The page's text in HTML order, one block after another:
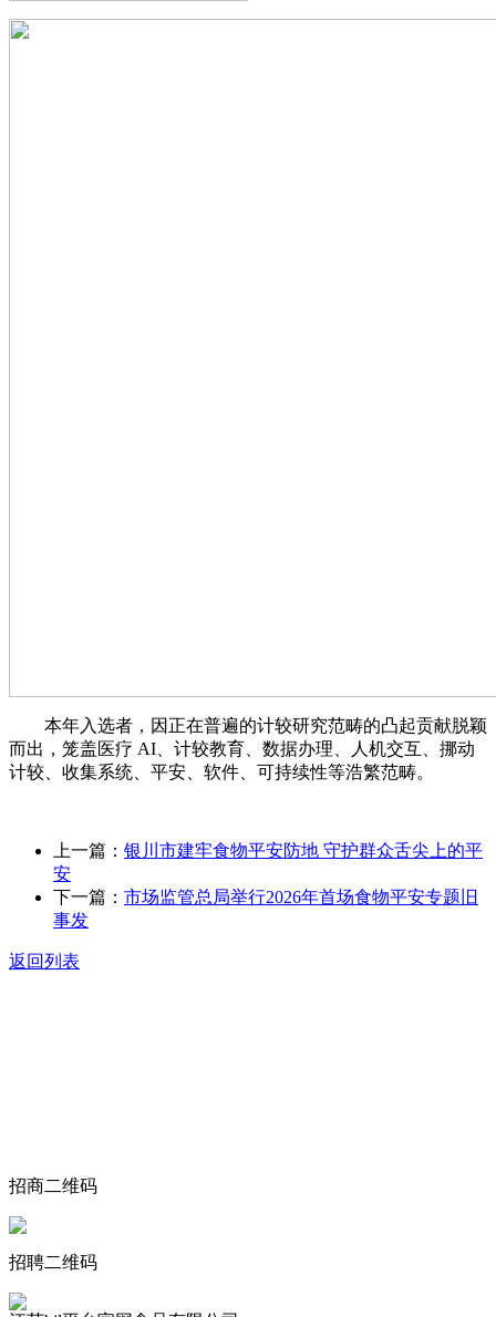
本年入选者，因正在普遍的计较研究范畴的凸起贡献脱颖
而出，笼盖医疗 AI、计较教育、数据办理、人机交互、挪动
计较、收集系统、平安、软件、可持续性等浩繁范畴。
上一篇： 银川市建牢食物平安防地 守护群众舌尖上的平
安
下一篇： 市场监管总局举行2026年首场食物平安专题旧
事发
返回列表
招商二维码
招聘二维码